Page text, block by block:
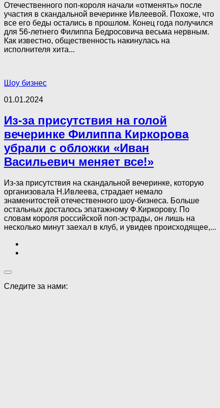
Отечественного поп-короля начали «отменять» после
участия в скандальной вечеринке Ивлеевой. Похоже, что
все его беды остались в прошлом. Конец года получился
для 56-летнего Филиппа Бедросовича весьма нервным.
Как известно, общественность накинулась на
исполнителя хита...
Шоу бизнес
01.01.2024
Из-за присутствия на голой
вечеринке Филиппа Киркорова
убрали с обложки «Иван
Васильевич меняет все!»
Из-за присутствия на скандальной вечеринке, которую
организовала Н.Ивлеева, страдает немало
знаменитостей отечественного шоу-бизнеса. Больше
остальных досталось эпатажному Ф.Киркорову. По
словам короля российской поп-эстрады, он лишь на
несколько минут заехал в клуб, и увидев происходящее,...
Следите за нами: